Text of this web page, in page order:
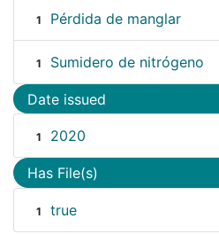
1 Pérdida de manglar
1 Sumidero de nitrógeno
Date issued
1 2020
Has File(s)
1 true